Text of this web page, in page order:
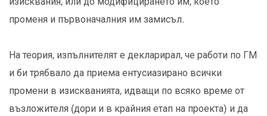
променя и първоначалния им замисъл.
На теория, изпълнителят е декларирал, че работи по ГМ
и би трябвало да приема ентусиазирано всички
промени в изискванията, идващи по всяко време от
възложителя (дори и в крайния етап на проекта) и да